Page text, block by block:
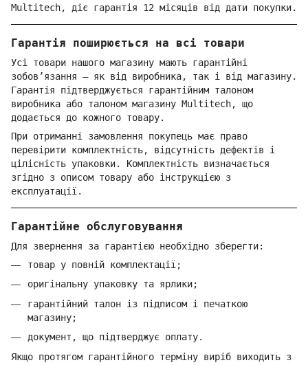
Multitech, діє гарантія 12 місяців від дати покупки.
Гарантія поширюється на всі товари
Усі товари нашого магазину мають гарантійні
зобов’язання — як від виробника, так і від магазину.
Гарантія підтверджується гарантійним талоном
виробника або талоном магазину Multitech, що
додається до кожного товару.
При отриманні замовлення покупець має право
перевірити комплектність, відсутність дефектів і
цілісність упаковки. Комплектність визначається
згідно з описом товару або інструкцією з
експлуатації.
Гарантійне обслуговування
Для звернення за гарантією необхідно зберегти:
товар у повній комплектації;
оригінальну упаковку та ярлики;
гарантійний талон із підписом і печаткою
магазину;
документ, що підтверджує оплату.
Якщо протягом гарантійного терміну виріб виходить з